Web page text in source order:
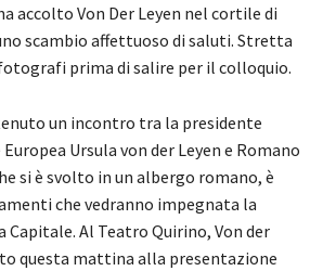
accolto Von Der Leyen nel cortile di
scambio affettuoso di saluti. Stretta
prima di salire per il colloquio.
un incontro tra la presidente
Ursula von der Leyen e Romano
si è svolto in un albergo romano, è
che vedranno impegnata la
Capitale. Al Teatro Quirino, Von der
questa mattina alla presentazione